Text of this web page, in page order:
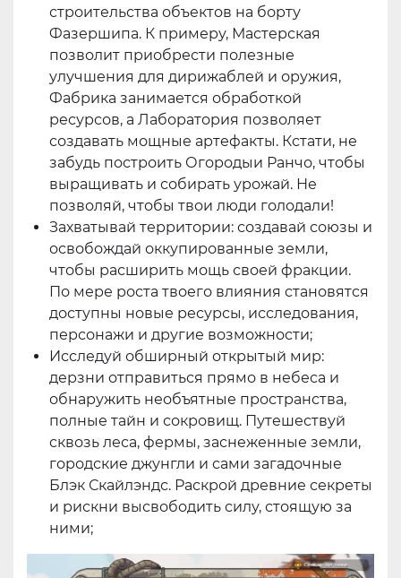
строительства объектов на борту
Фазершипа. К примеру, Мастерская
позволит приобрести полезные
улучшения для дирижаблей и оружия,
Фабрика занимается обработкой
ресурсов, а Лаборатория позволяет
создавать мощные артефакты. Кстати, не
забудь построить Огородыи Ранчо, чтобы
выращивать и собирать урожай. Не
позволяй, чтобы твои люди голодали!
Захватывай территории: создавай союзы и
освобождай оккупированные земли,
чтобы расширить мощь своей фракции.
По мере роста твоего влияния становятся
доступны новые ресурсы, исследования,
персонажи и другие возможности;
Исследуй обширный открытый мир:
дерзни отправиться прямо в небеса и
обнаружить необъятные пространства,
полные тайн и сокровищ. Путешествуй
сквозь леса, фермы, заснеженные земли,
городские джунгли и сами загадочные
Блэк Скайлэндс. Раскрой древние секреты
и рискни высвободить силу, стоящую за
ними;